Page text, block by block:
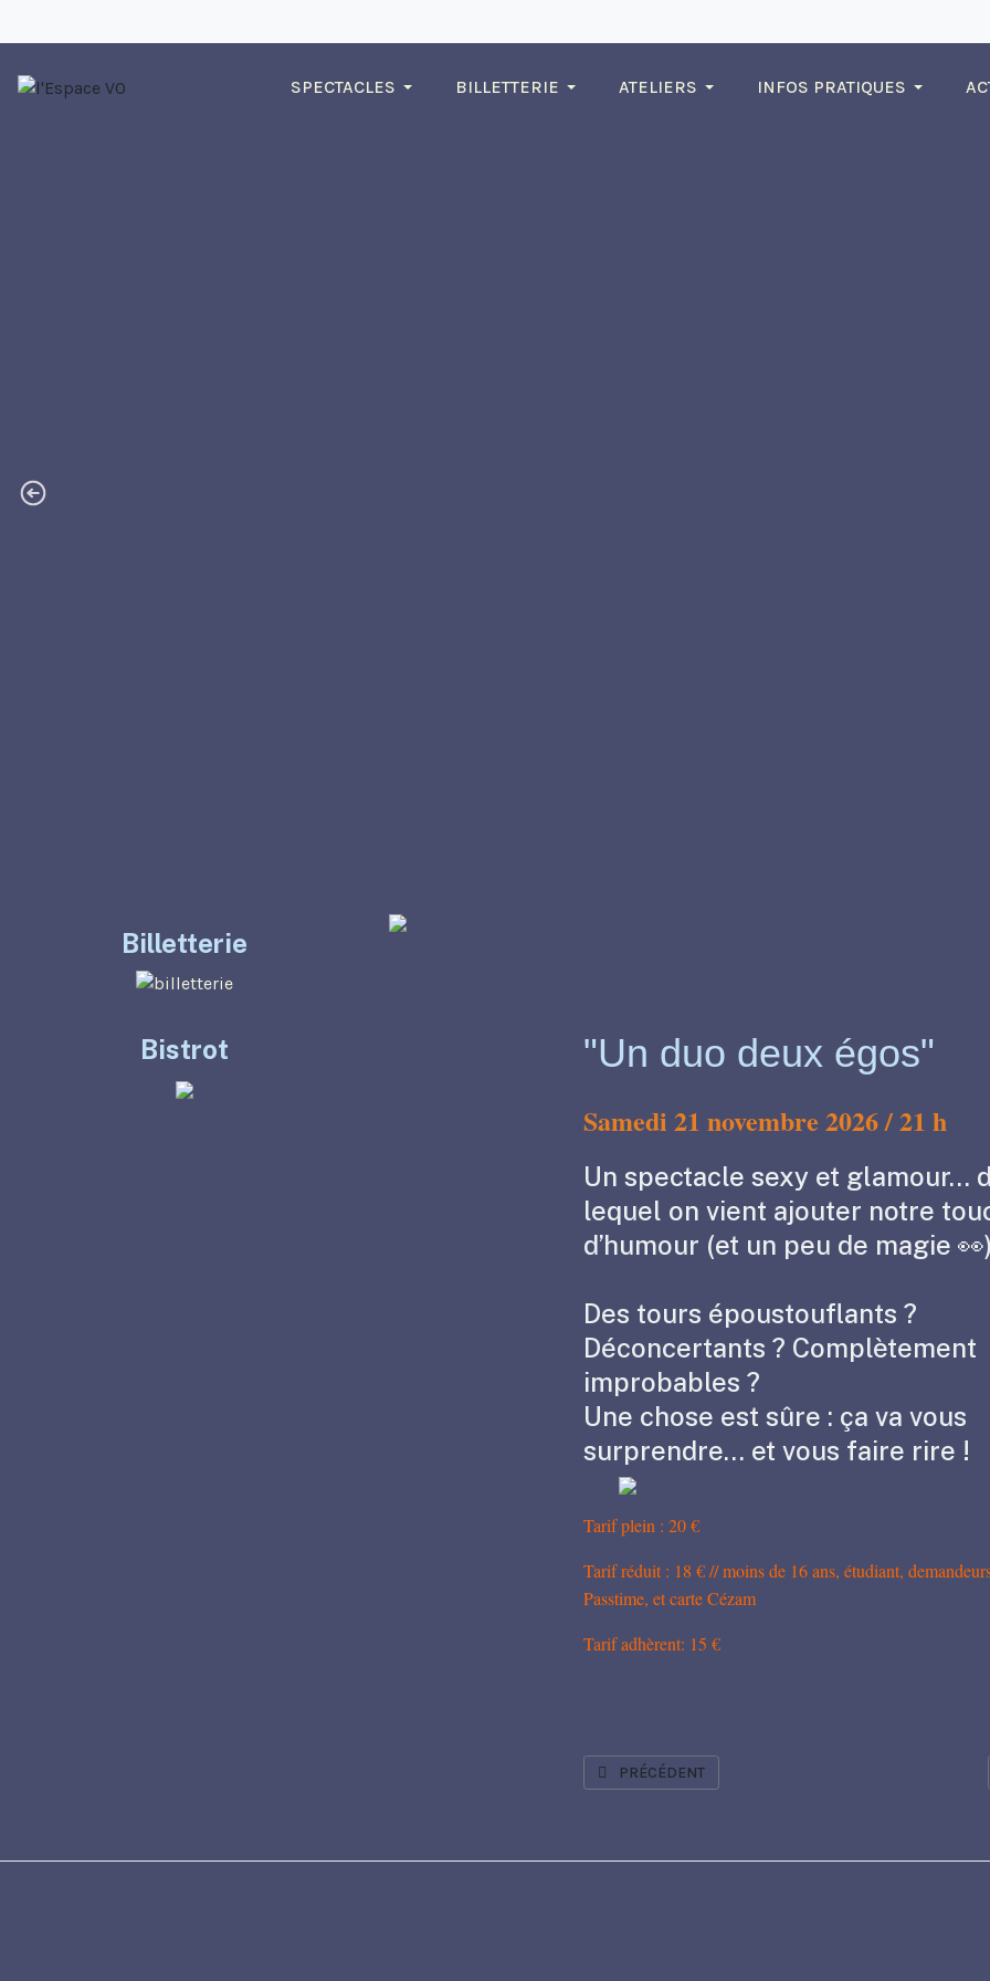
SPECTACLES BILLETTERIE ATELIERS INFOS PRATIQUES
"Un duo deux égos"
Samedi 21 novembre 2026 /21 h
Un spectacle sexy et glamour…
lequel on vient ajouter notre
d’humour (et un peu de magie 👀)
Des tours époustouflants ?
Déconcertants ? Complètement
improbables ?
Une chose est sûre : ça va vous
surprendre… et vous faire rire !
Tarif plein : 20 €
Tarif réduit : 18 € // moins de 16 ans, étudiant,
Passtime, et carte Cézam
Tarif adhèrent: 15 €
ARTICLE PRÉCÉDENT : "SOUS INFLUENCE" ROMAIN
PRÉCÉDENT
Billetterie
Bistrot